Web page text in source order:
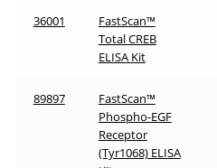
36001
FastScan™
Total CREB
ELISA Kit
89897
FastScan™
Phospho-EGF
Receptor
(Tyr1068) ELISA